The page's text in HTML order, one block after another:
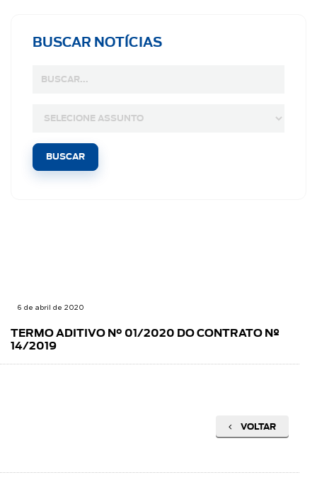
BUSCAR NOTÍCIAS
6 de abril de 2020
TERMO ADITIVO N° 01/2020 DO CONTRATO Nº
14/2019
VOLTAR